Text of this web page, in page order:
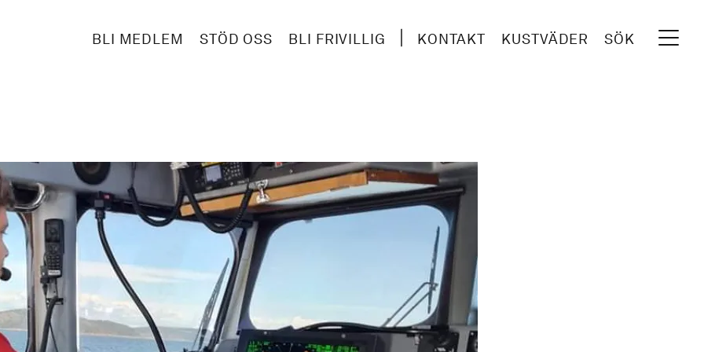
BLI MEDLEM STÖD OSS BLI FRIVILLIG KONTAKT KUSTVÄDER SÖK